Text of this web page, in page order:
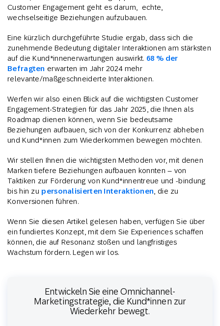
Customer Engagement geht es darum, echte,
wechselseitige Beziehungen aufzubauen.
Eine kürzlich durchgeführte Studie ergab, dass sich die
zunehmende Bedeutung digitaler Interaktionen am stärksten
auf die Kund*innenerwartungen auswirkt. 68 % der
Befragten erwarten im Jahr 2024 mehr
relevante/maßgeschneiderte Interaktionen.
Werfen wir also einen Blick auf die wichtigsten Customer
Engagement-Strategien für das Jahr 2025, die Ihnen als
Roadmap dienen können, wenn Sie bedeutsame
Beziehungen aufbauen, sich von der Konkurrenz abheben
und Kund*innen zum Wiederkommen bewegen möchten.
Wir stellen Ihnen die wichtigsten Methoden vor, mit denen
Marken tiefere Beziehungen aufbauen konnten – von
Taktiken zur Förderung von Kund*innentreue und -bindung
bis hin zu personalisierten Interaktionen , die zu
Konversionen führen.
Wenn Sie diesen Artikel gelesen haben, verfügen Sie über
ein fundiertes Konzept, mit dem Sie Experiences schaffen
können, die auf Resonanz stoßen und langfristiges
Wachstum fördern. Legen wir los.
Entwickeln Sie eine Omnichannel-
Marketingstrategie, die Kund*innen zur
Wiederkehr bewegt.